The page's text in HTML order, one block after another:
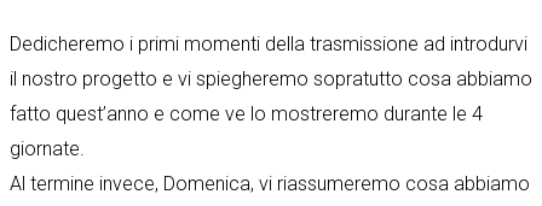
Dedicheremo i primi momenti della trasmissione ad introdurvi
il nostro progetto e vi spiegheremo sopratutto cosa abbiamo
fatto quest’anno e come ve lo mostreremo durante le 4
giornate.
Al termine invece, Domenica, vi riassumeremo cosa abbiamo